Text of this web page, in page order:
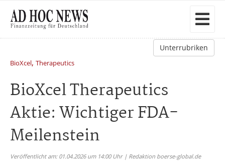
Unterrubriken
BioXcel, Therapeutics
BioXcel Therapeutics
Aktie: Wichtiger FDA-
Meilenstein
Veröffentlicht am: 01.04.2026 um 14:00 Uhr | Redaktion boerse-global.de